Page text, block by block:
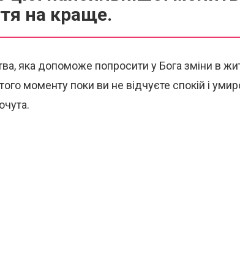
на краще.
яка допоможе попросити у Бога зміни в
моменту поки ви не відчуєте спокій і